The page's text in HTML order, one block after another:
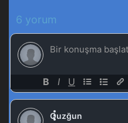
Tales of
Tales of
Tales of
Blm 61 - Aralık 14,